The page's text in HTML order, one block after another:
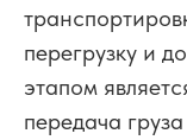
перегрузку и
этапом
передача